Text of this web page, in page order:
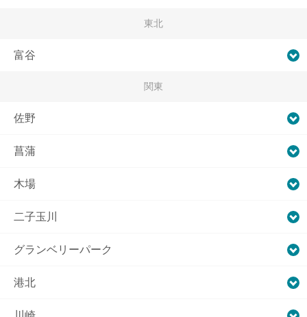
東北
富谷
関東
佐野
菖蒲
木場
二子玉川
グランベリーパーク
港北